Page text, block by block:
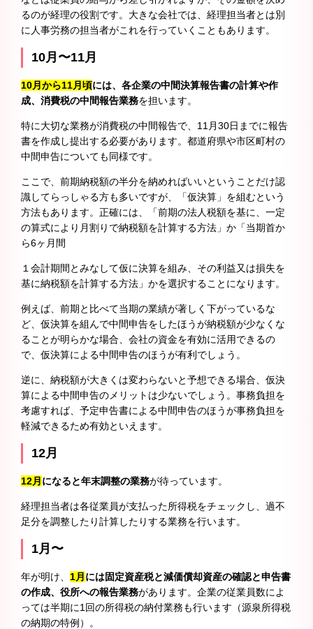
るのが経理の役割です。大きな会社では、経理担当者とは別
に人事労務の担当者がこれを行っていくこともあります。
10月〜11月
10月から11月頃には、各企業の中間決算報告書の計算や作
成、消費税の中間報告業務を担います。
特に大切な業務が消費税の中間報告で、11月30日までに報告
書を作成し提出する必要があります。都道府県や市区町村の
中間申告についても同様です。
ここで、前期納税額の半分を納めればいいということだけ認
識してらっしゃる方も多いですが、「仮決算」を組むという
方法もあります。正確には、「前期の法人税額を基に、一定
の算式により月割りで納税額を計算する方法」か「当期首か
ら6ヶ月間
１会計期間とみなして仮に決算を組み、その利益又は損失を
基に納税額を計算する方法」かを選択することになります。
例えば、前期と比べて当期の業績が著しく下がっているな
ど、仮決算を組んで中間申告をしたほうが納税額が少なくな
ることが明らかな場合、会社の資金を有効に活用できるの
で、仮決算による中間申告のほうが有利でしょう。
逆に、納税額が大きくは変わらないと予想できる場合、仮決
算による中間申告のメリットは少ないでしょう。事務負担を
考慮すれば、予定申告書による中間申告のほうが事務負担を
軽減できるため有効といえます。
12月
12月 になると年末調整の業務が待っています。
経理担当者は各従業員が支払った所得税をチェックし、過不
足分を調整したり計算したりする業務を行います。
1月〜
年が明け、 1月 には固定資産税と減価償却資産の確認と申告書
の作成、役所への報告業務があります。企業の従業員数によ
っては半期に1回の所得税の納付業務も行います（源泉所得税
の納期の特例）。